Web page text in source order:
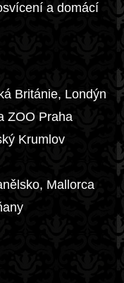
a domácí
Británie, Londýn
ZOO Praha
Krumlov
Mallorca